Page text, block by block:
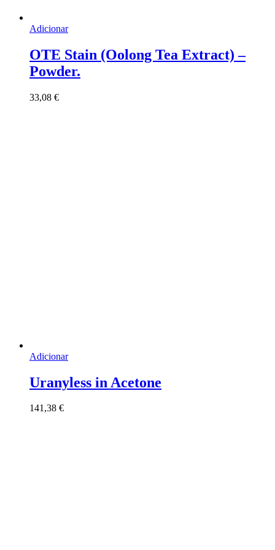
Adicionar
OTE Stain (Oolong Tea Extract) –
Powder.
33,08 €
Adicionar
Uranyless in Acetone
141,38 €